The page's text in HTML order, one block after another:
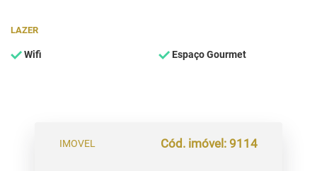
LAZER
Wifi Espaço Gourmet
IMOVEL Cód. imóvel: 9114